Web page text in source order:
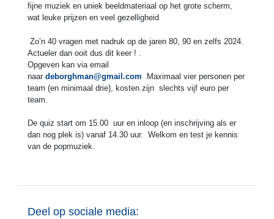
fijne muziek en uniek beeldmateriaal op het grote scherm,
wat leuke prijzen en veel gezelligheid
Zo’n 40 vragen met nadruk op de jaren 80, 90 en zelfs 2024.
Actueler dan ooit dus dit keer ! .
Opgeven kan via email
naar deborghman@gmail.com Maximaal vier personen per
team (en minimaal drie), kosten zijn slechts vijf euro per
team.
De quiz start om 15.00 uur en inloop (en inschrijving als er
dan nog plek is) vanaf 14.30 uur. Welkom en test je kennis
van de popmuziek.
Deel op sociale media: